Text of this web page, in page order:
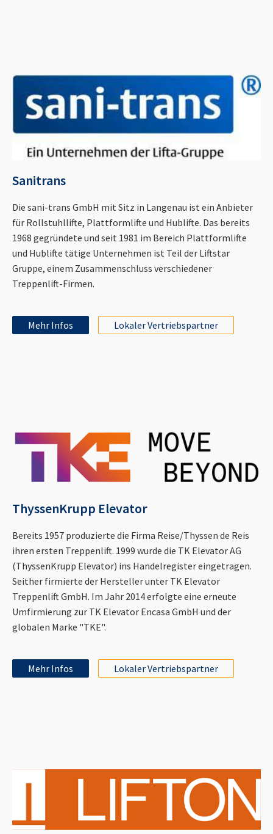
Sanitrans
Die sani-trans GmbH mit Sitz in Langenau ist ein Anbieter
für Rollstuhllifte, Plattformlifte und Hublifte. Das bereits
1968 gegründete und seit 1981 im Bereich Plattformlifte
und Hublifte tätige Unternehmen ist Teil der Liftstar
Gruppe, einem Zusammenschluss verschiedener
Treppenlift-Firmen.
Mehr Infos Lokaler Vertriebspartner
ThyssenKrupp Elevator
Bereits 1957 produzierte die Firma Reise/Thyssen de Reis
ihren ersten Treppenlift. 1999 wurde die TK Elevator AG
(ThyssenKrupp Elevator) ins Handelregister eingetragen.
Seither firmierte der Hersteller unter TK Elevator
Treppenlift GmbH. Im Jahr 2014 erfolgte eine erneute
Umfirmierung zur TK Elevator Encasa GmbH und der
globalen Marke "TKE".
Mehr Infos Lokaler Vertriebspartner